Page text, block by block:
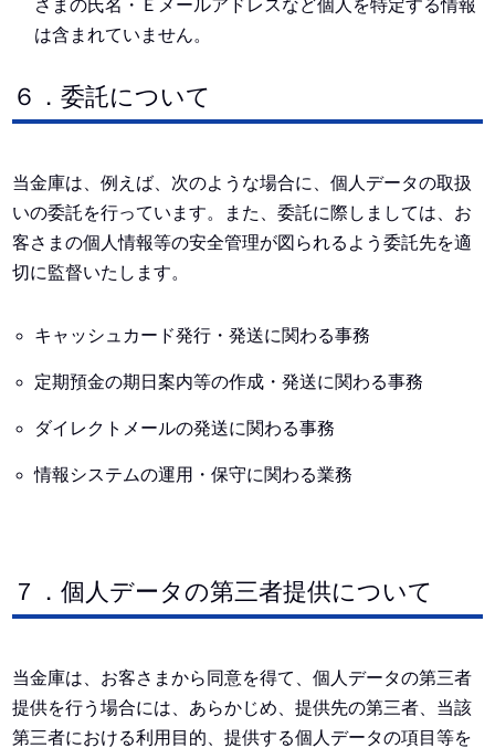
さまの氏名・Ｅメールアドレスなど個人を特定する情報
は含まれていません。
６．委託について
当金庫は、例えば、次のような場合に、個人データの取扱
いの委託を行っています。また、委託に際しましては、お
客さまの個人情報等の安全管理が図られるよう委託先を適
切に監督いたします。
キャッシュカード発行・発送に関わる事務
定期預金の期日案内等の作成・発送に関わる事務
ダイレクトメールの発送に関わる事務
情報システムの運用・保守に関わる業務
７．個人データの第三者提供について
当金庫は、お客さまから同意を得て、個人データの第三者
提供を行う場合には、あらかじめ、提供先の第三者、当該
第三者における利用目的、提供する個人データの項目等を